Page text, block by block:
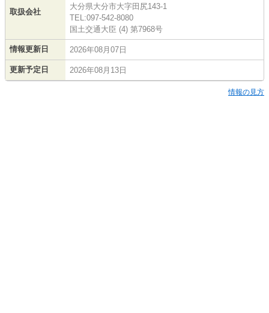
取扱会社
大分県大分市大字田尻143-1
TEL:097-542-8080
国土交通大臣 (4) 第7968号
情報更新日 2026年08月07日
更新予定日 2026年08月13日
情報の見方